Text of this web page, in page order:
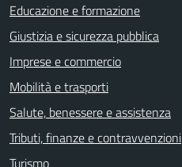
Educazione e formazione
Giustizia e sicurezza pubblica
Imprese e commercio
Mobilità e trasporti
Salute, benessere e assistenza
Tributi, finanze e contravvenzioni
Turismo